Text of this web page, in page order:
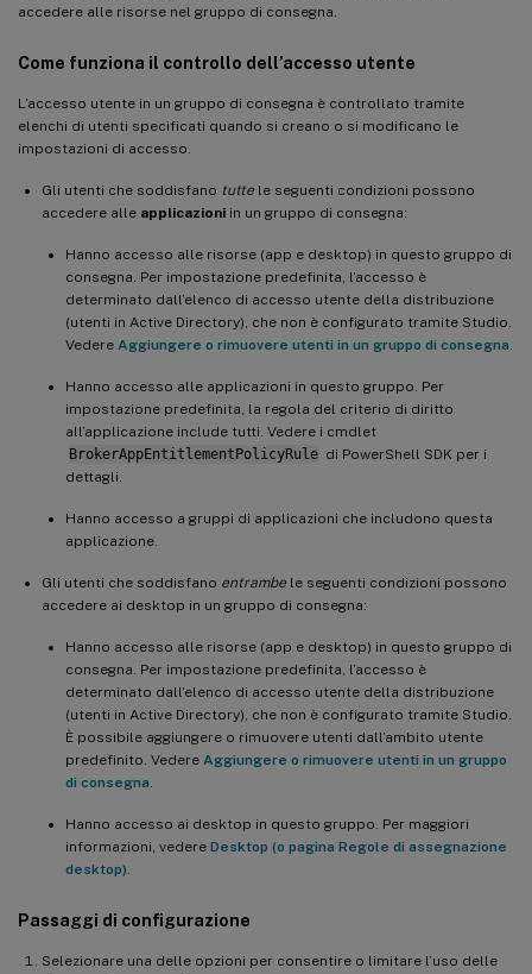
accedere alle risorse nel gruppo di consegna.
Come funziona il controllo dell’accesso utente
L’accesso utente in un gruppo di consegna è controllato tramite
elenchi di utenti specificati quando si creano o si modificano le
impostazioni di accesso.
Gli utenti che soddisfano tutte le seguenti condizioni possono
accedere alle applicazioni in un gruppo di consegna:
Hanno accesso alle risorse (app e desktop) in questo gruppo di
consegna. Per impostazione predefinita, l’accesso è
determinato dall’elenco di accesso utente della distribuzione
(utenti in Active Directory), che non è configurato tramite Studio.
Vedere Aggiungere o rimuovere utenti in un gruppo di consegna.
Hanno accesso alle applicazioni in questo gruppo. Per
impostazione predefinita, la regola del criterio di diritto
all’applicazione include tutti. Vedere i cmdlet
BrokerAppEntitlementPolicyRule di PowerShell SDK per i
dettagli.
Hanno accesso a gruppi di applicazioni che includono questa
applicazione.
Gli utenti che soddisfano entrambe le seguenti condizioni possono
accedere ai desktop in un gruppo di consegna:
Hanno accesso alle risorse (app e desktop) in questo gruppo di
consegna. Per impostazione predefinita, l’accesso è
determinato dall’elenco di accesso utente della distribuzione
(utenti in Active Directory), che non è configurato tramite Studio.
È possibile aggiungere o rimuovere utenti dall’ambito utente
predefinito. Vedere Aggiungere o rimuovere utenti in un gruppo
di consegna.
Hanno accesso ai desktop in questo gruppo. Per maggiori
informazioni, vedere Desktop (o pagina Regole di assegnazione
desktop).
Passaggi di configurazione
Selezionare una delle opzioni per consentire o limitare l’uso delle